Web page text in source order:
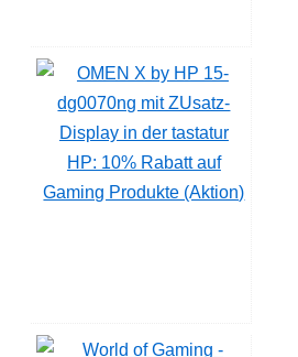
HP: 10% Rabatt auf
Gaming Produkte (Aktion)